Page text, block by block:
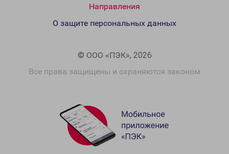
Направления
© ООО «ПЭК», 2026
Все права защищены и охраняются законом
О защите персональных данных